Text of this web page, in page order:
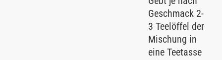
Geschmack 2-
3 Teelöffel der
Mischung in
eine Teetasse